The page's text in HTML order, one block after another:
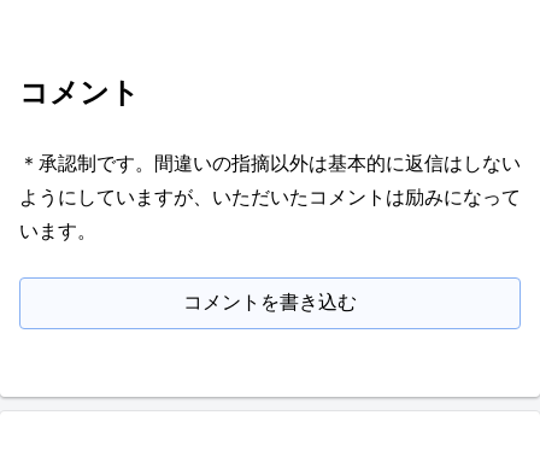
コメント
＊承認制です。間違いの指摘以外は基本的に返信はしない
ようにしていますが、いただいたコメントは励みになって
います。
コメントを書き込む